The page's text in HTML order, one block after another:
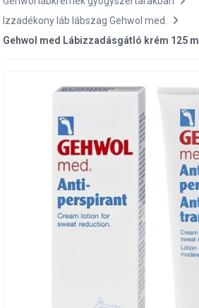
Izzadékony láb lábszag Gehwol med.
Gehwol med Lábizzadásgátló krém 125 ml